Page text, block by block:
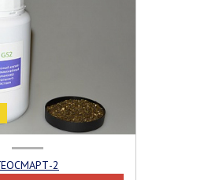
ГЕОСМАРТ-2